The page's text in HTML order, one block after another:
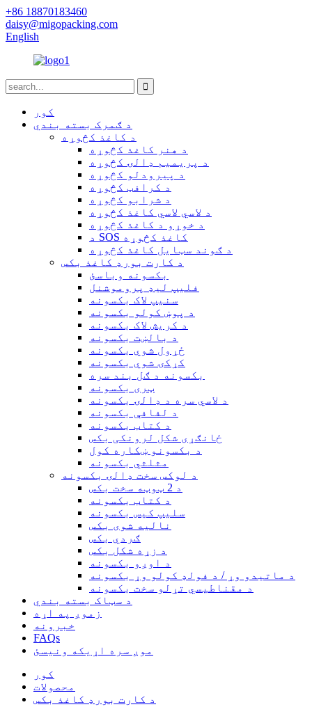
+86 18870183460
daisy@migopacking.com
English
کور
د ګمرک بسته بندي
د کاغذ کڅوړه
د هنر کاغذ کڅوړه
د پریمیم ډالۍ کڅوړه
د پیرودلو کڅوړه
د کرافټ کڅوړه
د شرابو کڅوړه
د لاسي لاسي کاغذ کڅوړه
د خوړو د کاغذ کڅوړه
د SOS کاغذ کڅوړه
د ګوند سټایل کاغذ کڅوړه
د کارت بورډ کاغذ بکس
بکسونه وباسئ
فلیپ لیډ پروموشنل
سنیپ لاک بکسونه
د پوښ کولو بکسونه
د کریش لاک بکسونه
د بالښت بکسونه
ځړول شوي بکسونه
کړکۍ شوي بکسونه
بکسونه د ګل بند سره
ټری بکسونه
د لاسي سره د ډالۍ بکسونه
د لفافې بکسونه
د کتاب بکسونه
ځانګړی شکل لرونکی بکس
د بکسونو ښکاره کول
مثلثي بکسونه
د لوکس سخت ډالۍ بکسونه
د 2 ټوټه سخت بکس
د کتاب بکسونه
سلیپ کیس بکسونه
نالیه شوی بکس
ګردي بکس
د زړه شکل بکس
د اوږو بکسونه
د ماتیدو وړ / د فولډ کولو وړ بکسونه
د مقناطیسي تړلو سخت بکسونه
د سټاک بسته بندي
زموږ په اړه
خبرونه
FAQs
موږ سره اړیکه ونیسئ
کور
محصولات
د کارت بورډ کاغذ بکس